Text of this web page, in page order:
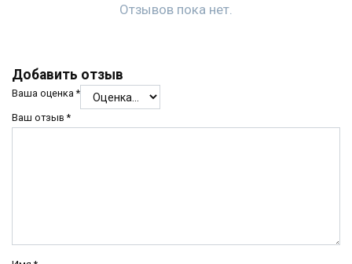
Отзывов пока нет.
Добавить отзыв
Ваша оценка*
Ваш отзыв*